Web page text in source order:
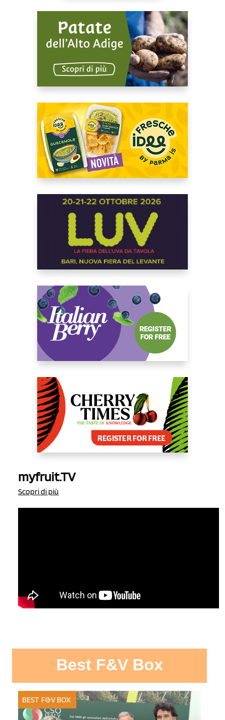
myfruit.TV
Scopri di più
Best F&V Box
BEST F&V BOX